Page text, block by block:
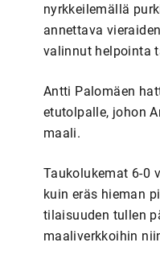
nyrkkeilemällä
annettava
valinnut helpointa
Antti Palomäen
etutolpalle, johon
maali.
Taukolukemat 6-0
kuin eräs hieman
tilaisuuden tullen
maaliverkkoihin